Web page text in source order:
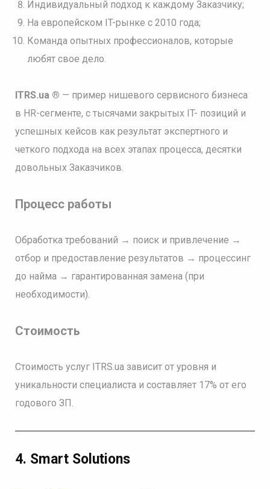
Индивидуальный подход к каждому Заказчику;
На европейском IT-рынке с 2010 года;
Команда опытных профессионалов, которые
любят свое дело.
ITRS.ua ® — пример нишевого сервисного бизнеса
в HR-сегменте, с тысячами закрытых IT- позиций и
успешных кейсов как результат экспертного и
четкого подхода на всех этапах процесса, десятки
довольных Заказчиков.
Процесс работы
Обработка требований → поиск и привлечение →
отбор и предоставление результатов → процессинг
до найма → гарантированная замена (при
необходимости).
Стоимость
Стоимость услуг ITRS.ua зависит от уровня и
уникальности специалиста и составляет 17% от его
годового ЗП.
4. Smart Solutions